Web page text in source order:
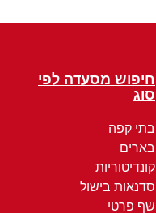
חיפוש מסעדה לפי
סוג
בתי קפה
בארים
קונדיטוריות
סדנאות בישול
שף פרטי